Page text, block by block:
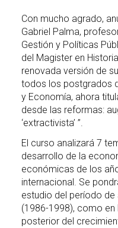
ADMISIÓN
CONTACTO
ACTAS DEL COMITÉ
Con mucho agrado,
Gabriel Palma,
Gestión y Políticas
del Magister en
renovada versión de
todos los postgrados
y Economía, ahora
desde las reformas:
‘extractivista’ ”.
El curso analizará 7
desarrollo de la
económicas de los
internacional. Se
estudio del período de
(1986-1998), como
posterior del